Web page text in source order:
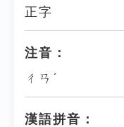
正字
注音：
ㄔㄢˊ
漢語拼音：